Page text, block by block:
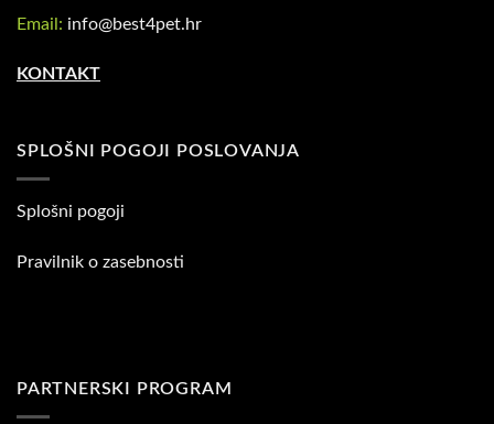
Email: info@best4pet.hr
KONTAKT
SPLOŠNI POGOJI POSLOVANJA
Splošni pogoji
Pravilnik o zasebnosti
PARTNERSKI PROGRAM